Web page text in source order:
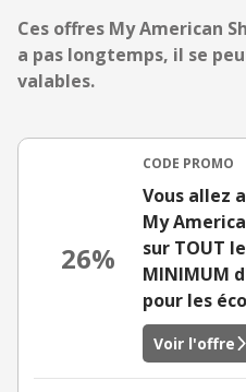
Ces offres My American
a pas longtemps, il se
valables.
26%
CODE PROMO
Vous allez
My
sur TOUT
MINIMUM
pour les
Voir l'offre